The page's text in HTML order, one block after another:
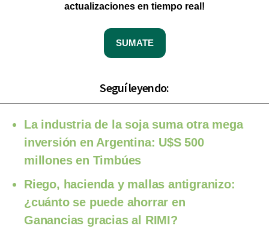
actualizaciones en tiempo real!
SUMATE
Seguí leyendo:
La industria de la soja suma otra mega
inversión en Argentina: U$S 500
millones en Timbúes
Riego, hacienda y mallas antigranizo:
¿cuánto se puede ahorrar en
Ganancias gracias al RIMI?